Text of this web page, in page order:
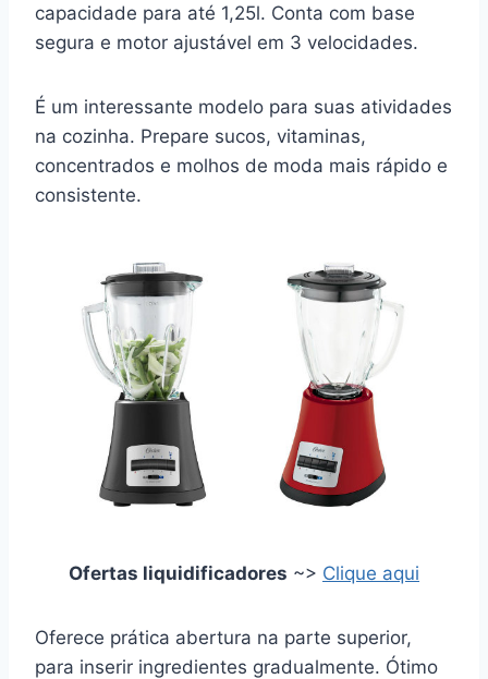
capacidade para até 1,25l. Conta com base
segura e motor ajustável em 3 velocidades.
É um interessante modelo para suas atividades
na cozinha. Prepare sucos, vitaminas,
concentrados e molhos de moda mais rápido e
consistente.
Ofertas liquidificadores ~> Clique aqui
Oferece prática abertura na parte superior,
para inserir ingredientes gradualmente. Ótimo